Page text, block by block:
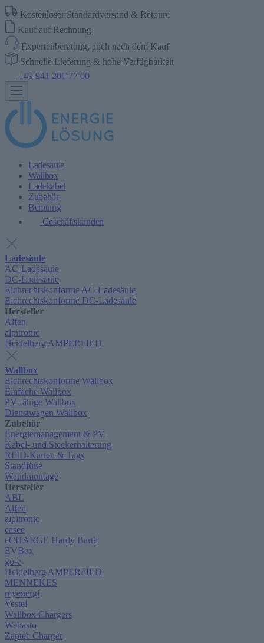
Kostenloser Standardversand & Retoure
Kauf auf Rechnung
Expertenberatung, auch nach dem Kauf
Schnelle Lieferung & hohe Verfügbarkeit
+49 941 201 77 00
Ladesäule
Wallbox
Ladekabel
Zubehör
Beratung
Geschäftskunden
Ladesäule
AC-Ladesäule
DC-Ladesäule
Eichrechtskonforme AC-Ladesäule
Eichrechtskonforme DC-Ladesäule
Hersteller
Alfen
alpitronic
Heidelberg AMPERFIED
Wallbox
Eichrechtskonforme Wallbox
Einfache Wallbox
PV-fähige Wallbox
Dienstwagen Wallbox
Zubehör
Energiemanagement & PV
Kabel- und Steckerhalterung
RFID-Karten & Tags
Standfüße
Wandmontage
Hersteller
ABL
Alfen
alpitronic
easee
eCHARGE Hardy Barth
EVBox
go-e
Heidelberg AMPERFIED
MENNEKES
myenergi
Vestel
Wallbox Chargers
Webasto
Zaptec Charger